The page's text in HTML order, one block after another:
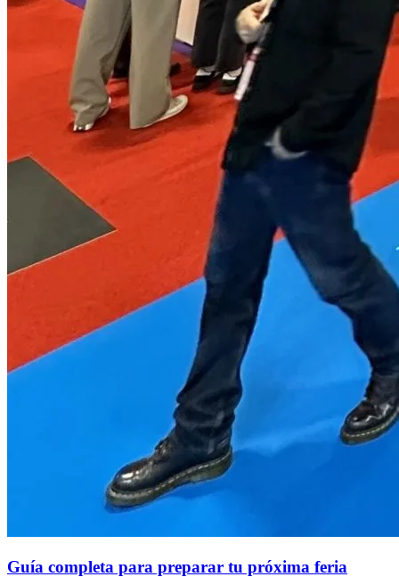
Guía completa para preparar tu próxima feria